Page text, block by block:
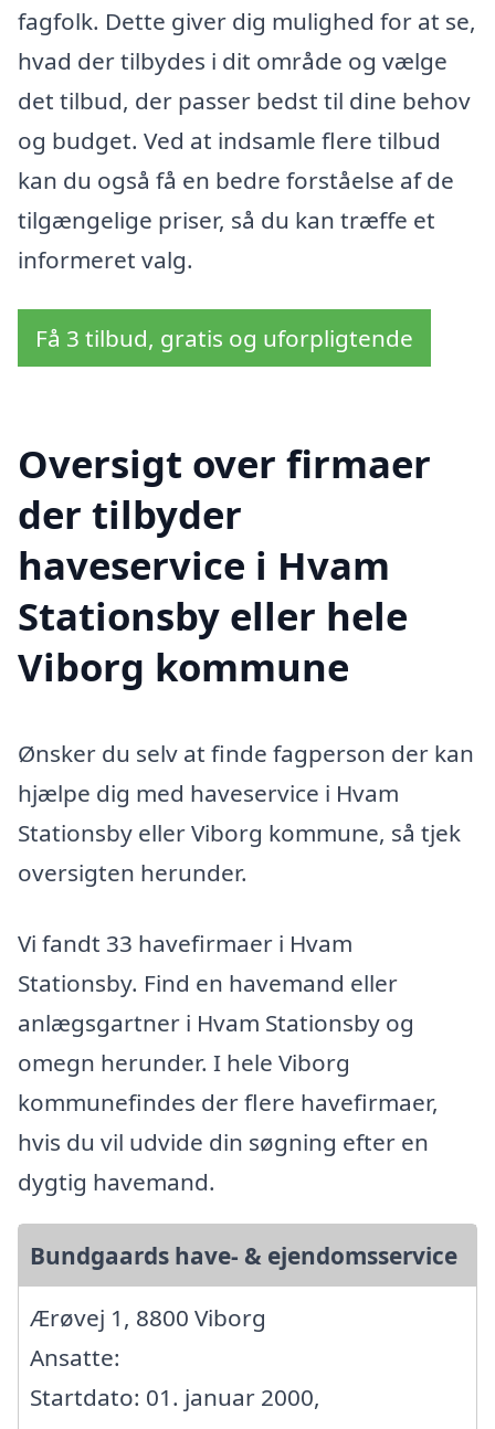
fagfolk. Dette giver dig mulighed for at se,
hvad der tilbydes i dit område og vælge
det tilbud, der passer bedst til dine behov
og budget. Ved at indsamle flere tilbud
kan du også få en bedre forståelse af de
tilgængelige priser, så du kan træffe et
informeret valg.
Få 3 tilbud, gratis og uforpligtende
Oversigt over firmaer
der tilbyder
haveservice i Hvam
Stationsby eller hele
Viborg kommune
Ønsker du selv at finde fagperson der kan
hjælpe dig med haveservice i Hvam
Stationsby eller Viborg kommune, så tjek
oversigten herunder.
Vi fandt 33 havefirmaer i Hvam
Stationsby. Find en havemand eller
anlægsgartner i Hvam Stationsby og
omegn herunder. I hele Viborg
kommunefindes der flere havefirmaer,
hvis du vil udvide din søgning efter en
dygtig havemand.
Bundgaards have- & ejendomsservice
Ærøvej 1, 8800 Viborg
Ansatte:
Startdato: 01. januar 2000,